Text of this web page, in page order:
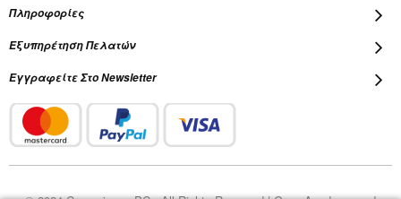
Πληροφορίες
Εξυπηρέτηση Πελατών
Εγγραφείτε Στο Newsletter